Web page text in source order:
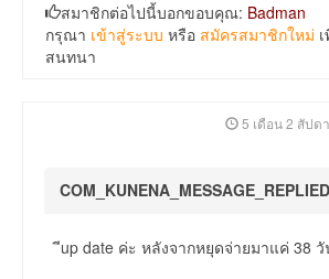
สมาชิกต่อไปนี้บอกขอบคุณ: Badman
กรุณา เข้าสู่ระบบ หรือ สมัครสมาชิกใหม่
สนทนา
5 เดือน 2 สัปด
up date ค่ะ หลังจากหยุดจ่ายมาแค่ 38